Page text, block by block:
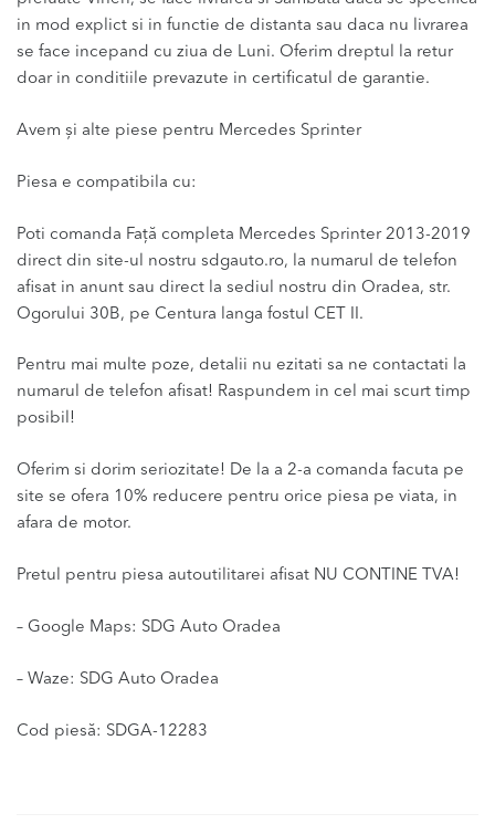
in mod explict si in functie de distanta sau daca nu livrarea
se face incepand cu ziua de Luni. Oferim dreptul la retur
doar in conditiile prevazute in certificatul de garantie.
Avem și alte piese pentru Mercedes Sprinter
Piesa e compatibila cu:
Poti comanda Față completa Mercedes Sprinter 2013-2019
direct din site-ul nostru sdgauto.ro, la numarul de telefon
afisat in anunt sau direct la sediul nostru din Oradea, str.
Ogorului 30B, pe Centura langa fostul CET II.
Pentru mai multe poze, detalii nu ezitati sa ne contactati la
numarul de telefon afisat! Raspundem in cel mai scurt timp
posibil!
Oferim si dorim seriozitate! De la a 2-a comanda facuta pe
site se ofera 10% reducere pentru orice piesa pe viata, in
afara de motor.
Pretul pentru piesa autoutilitarei afisat NU CONTINE TVA!
– Google Maps: SDG Auto Oradea
– Waze: SDG Auto Oradea
Cod piesă: SDGA-12283